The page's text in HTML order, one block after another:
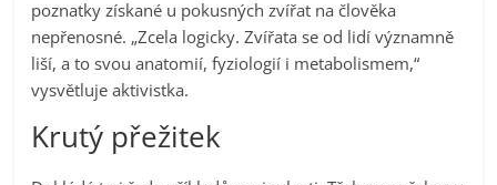
poznatky získané u pokusných zvířat na člověka
nepřenosné. „Zcela logicky. Zvířata se od lidí významně
liší, a to svou anatomií, fyziologií i metabolismem,“
vysvětluje aktivistka.
Krutý přežitek